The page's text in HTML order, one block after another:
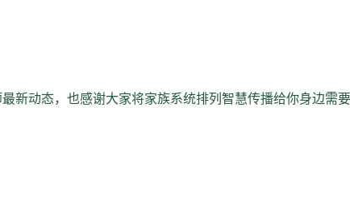
新动态，也感谢大家将家族系统排列智慧传播给你身边需